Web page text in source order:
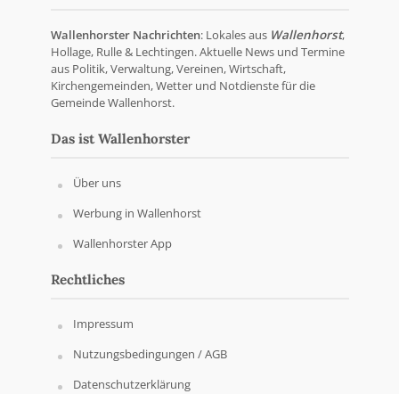
Wallenhorster Nachrichten: Lokales aus Wallenhorst,
Hollage, Rulle & Lechtingen. Aktuelle News und Termine
aus Politik, Verwaltung, Vereinen, Wirtschaft,
Kirchengemeinden, Wetter und Notdienste für die
Gemeinde Wallenhorst.
Das ist Wallenhorster
Über uns
Werbung in Wallenhorst
Wallenhorster App
Rechtliches
Impressum
Nutzungsbedingungen / AGB
Datenschutzerklärung